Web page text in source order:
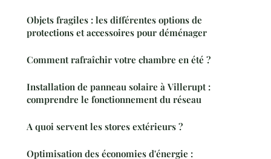
Objets fragiles : les différentes options de
protections et accessoires pour déménager
Comment rafraîchir votre chambre en été ?
Installation de panneau solaire à Villerupt :
comprendre le fonctionnement du réseau
A quoi servent les stores extérieurs ?
Optimisation des économies d'énergie :